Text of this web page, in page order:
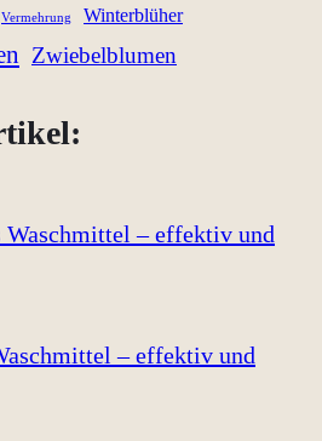
Vermehrung Winterblüher
Zwiebelblumen
– effektiv und